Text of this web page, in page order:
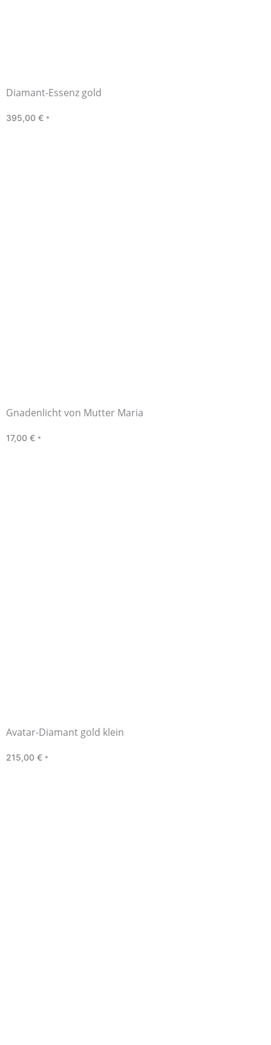
Diamant-Essenz gold
395,00 € *
Gnadenlicht von Mutter Maria
17,00 € *
Avatar-Diamant gold klein
215,00 € *